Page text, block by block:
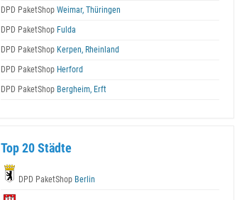
DPD PaketShop Weimar, Thüringen
DPD PaketShop Fulda
DPD PaketShop Kerpen, Rheinland
DPD PaketShop Herford
DPD PaketShop Bergheim, Erft
Top 20 Städte
DPD PaketShop Berlin